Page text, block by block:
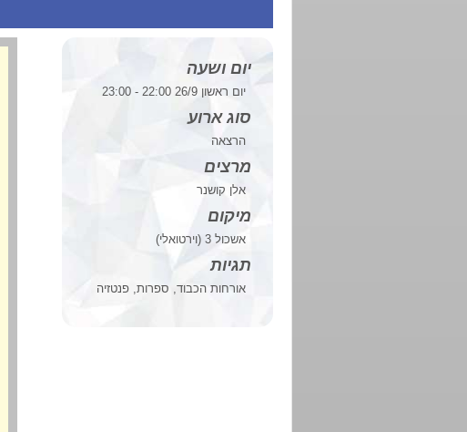
יום ושעה
יום ראשון 26/9 22:00 - 23:00
סוג ארוע
הרצאה
מרצים
אלן קושנר
מיקום
אשכול 3 (וירטואלי)
תגיות
אורחות הכבוד, ספרות, פנטזיה